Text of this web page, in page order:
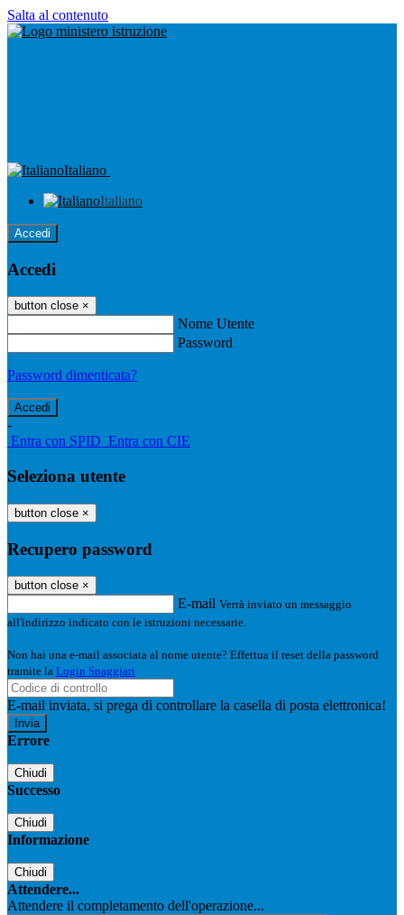
Salta al contenuto
Italiano
Italiano
Accedi
Accedi
button close ×
Nome Utente
Password
Password dimenticata?
-
Entra con SPID Entra con CIE
Seleziona utente
button close ×
Recupero password
button close ×
E-mail Verrà inviato un messaggio
all'indirizzo indicato con le istruzioni necessarie.
Non hai una e-mail associata al nome utente? Effettua il reset della password
tramite la Login Spaggiari
E-mail inviata, si prega di controllare la casella di posta elettronica!
Errore
Chiudi
Successo
Chiudi
Informazione
Chiudi
Attendere...
Attendere il completamento dell'operazione...